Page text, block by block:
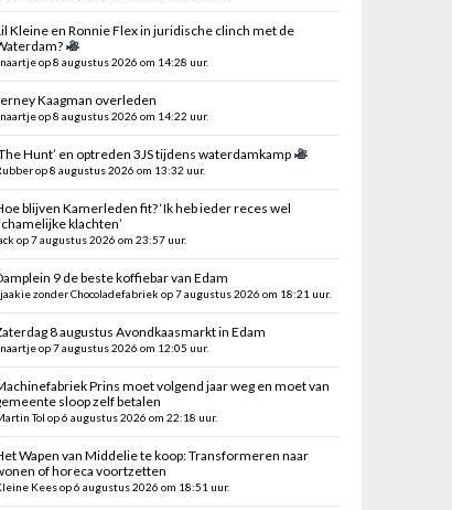
Kleine en Ronnie Flex in juridische clinch met de
op 8 augustus 2026 om 14:28 uur.
Kaagman overleden
op 8 augustus 2026 om 14:22 uur.
Hunt’ en optreden 3JS tijdens waterdamkamp
op 8 augustus 2026 om 13:32 uur.
blijven Kamerleden fit? ‘Ik heb ieder reces wel
klachten’
op 7 augustus 2026 om 23:57 uur.
9 de beste koffiebar van Edam
zonder Chocoladefabriek op 7 augustus 2026 om 18:21 uur.
8 augustus Avondkaasmarkt in Edam
op 7 augustus 2026 om 12:05 uur.
Prins moet volgend jaar weg en moet van
sloop zelf betalen
Tol op 6 augustus 2026 om 22:18 uur.
Wapen van Middelie te koop: Transformeren naar
of horeca voortzetten
Kees op 6 augustus 2026 om 18:51 uur.